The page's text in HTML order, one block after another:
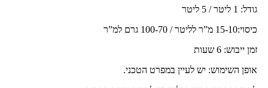
גודל: 1 ליטר / 5 ליטר
כיסוי:15-10 מ”ר לליטר / 100-70 גרם למ”ר
זמן ייבוש: 6 שעות
אופן השימוש: יש לעיין במפרט הטכני.